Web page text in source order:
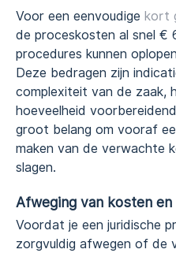
Voor een eenvoudige kort
de proceskosten al snel €
procedures kunnen
Deze bedragen zijn
complexiteit van de zaak,
hoeveelheid
groot belang om vooraf
maken van de verwachte
slagen.
Afweging van kosten en
Voordat je een juridische
zorgvuldig afwegen of de